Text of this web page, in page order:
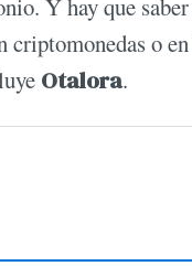
Y hay que
criptomonedas o
Otalora.